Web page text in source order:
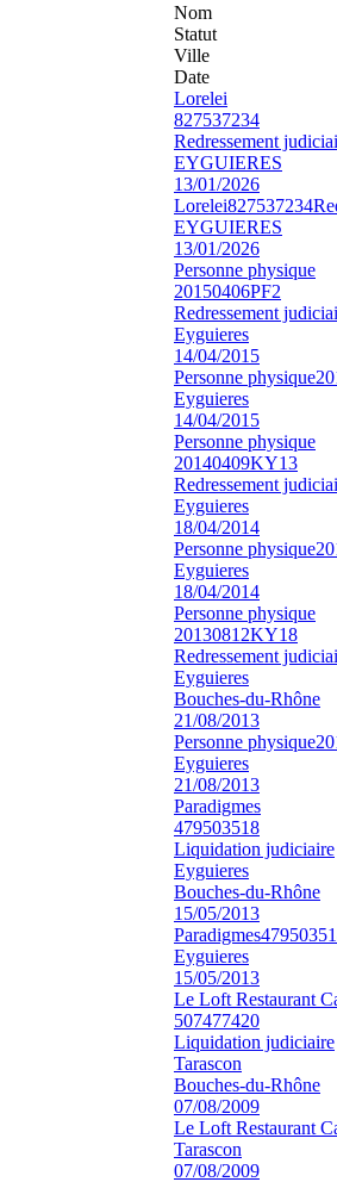
Nom
Statut
Ville
Date
Lorelei
827537234
Redressement
EYGUIERES
13/01/2026
Lorelei827537234
EYGUIERES
13/01/2026
Personne physique
20150406PF2
Redressement
Eyguieres
14/04/2015
Personne physique
Eyguieres
14/04/2015
Personne physique
20140409KY13
Redressement
Eyguieres
18/04/2014
Personne physique
Eyguieres
18/04/2014
Personne physique
20130812KY18
Redressement
Eyguieres
Bouches-du-Rhône
21/08/2013
Personne physique
Eyguieres
21/08/2013
Paradigmes
479503518
Liquidation judiciaire
Eyguieres
Bouches-du-Rhône
15/05/2013
Paradigmes
Eyguieres
15/05/2013
Le Loft Restaurant
507477420
Liquidation judiciaire
Tarascon
Bouches-du-Rhône
07/08/2009
Le Loft Restaurant
Tarascon
07/08/2009